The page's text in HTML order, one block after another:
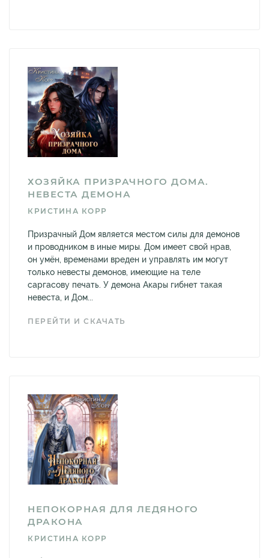
ХОЗЯЙКА ПРИЗРАЧНОГО ДОМА.
НЕВЕСТА ДЕМОНА
КРИСТИНА КОРР
Призрачный Дом является местом силы для демонов
и проводником в иные миры. Дом имеет свой нрав,
он умён, временами вреден и управлять им могут
только невесты демонов, имеющие на теле
саргасову печать. У демона Акары гибнет такая
невеста, и Дом...
ПЕРЕЙТИ И СКАЧАТЬ
НЕПОКОРНАЯ ДЛЯ ЛЕДЯНОГО
ДРАКОНА
КРИСТИНА КОРР